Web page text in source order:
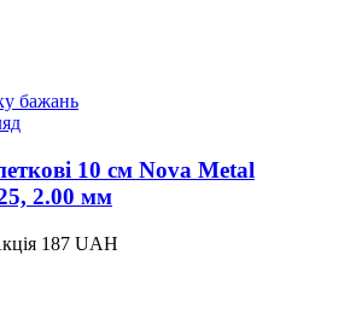
бажань
10 см Nova Metal
2.00 мм
187 UAH